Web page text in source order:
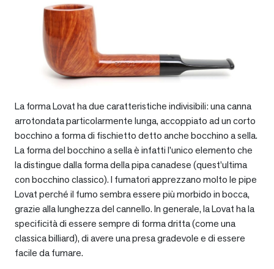
La forma Lovat ha due caratteristiche indivisibili: una canna
arrotondata particolarmente lunga, accoppiato ad un corto
bocchino a forma di fischietto detto anche bocchino a sella.
La forma del bocchino a sella è infatti l’unico elemento che
la distingue dalla forma della pipa canadese (quest’ultima
con bocchino classico). I fumatori apprezzano molto le pipe
Lovat perché il fumo sembra essere più morbido in bocca,
grazie alla lunghezza del cannello. In generale, la Lovat ha la
specificità di essere sempre di forma dritta (come una
classica billiard), di avere una presa gradevole e di essere
facile da fumare.